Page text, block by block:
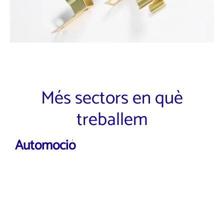
Més sectors en què
treballem
Automoció